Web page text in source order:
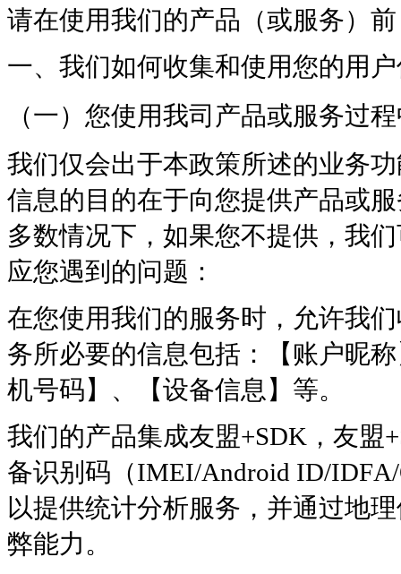
请在使用我们的产品（或服务）
一、我们如何收集和使用您的用
（一）您使用我司产品或服务过
我们仅会出于本政策所述的业务
信息的目的在于向您提供产品或
多数情况下，如果您不提供，我
应您遇到的问题：
在您使用我们的服务时，允许我
务所必要的信息包括：【账户昵
机号码】、【设备信息】等。
我们的产品集成友盟+SDK，友盟
备识别码（IMEI/Android ID/
以提供统计分析服务，并通过地
弊能力。